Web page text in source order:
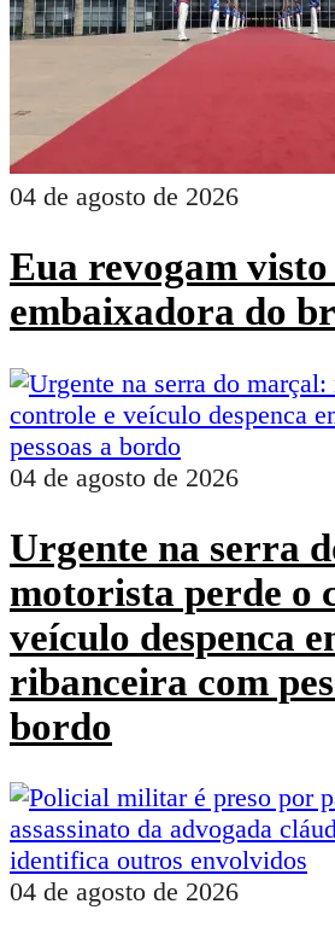
04 de agosto de 2026
Eua revogam visto
embaixadora do
04 de agosto de 2026
Urgente na serra
motorista perde o
veículo despenca
ribanceira com
bordo
04 de agosto de 2026